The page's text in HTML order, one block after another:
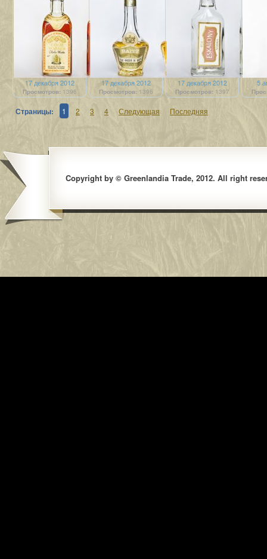
17 декабря 2012
Просмотров: 1396
17 декабря 2012
Просмотров: 1396
17 декабря 2012
Просмотров:1397
5
Страницы: 1 2 3 4 Следующая Последняя
Copyright by © Greenlandia Trade, 2012. All right